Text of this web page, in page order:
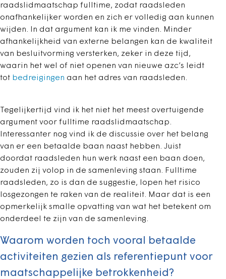
raadslidmaatschap fulltime, zodat raadsleden
onafhankelijker worden en zich er volledig aan kunnen
wijden. In dat argument kan ik me vinden. Minder
afhankelijkheid van externe belangen kan de kwaliteit
van besluitvorming versterken, zeker in deze tijd,
waarin het wel of niet openen van nieuwe azc’s leidt
tot bedreigingen aan het adres van raadsleden.
Tegelijkertijd vind ik het niet het meest overtuigende
argument voor fulltime raadslidmaatschap.
Interessanter nog vind ik de discussie over het belang
van er een betaalde baan naast hebben. Juist
doordat raadsleden hun werk naast een baan doen,
zouden zij volop in de samenleving staan. Fulltime
raadsleden, zo is dan de suggestie, lopen het risico
losgezongen te raken van de realiteit. Maar dat is een
opmerkelijk smalle opvatting van wat het betekent om
onderdeel te zijn van de samenleving.
Waarom worden toch vooral betaalde
activiteiten gezien als referentiepunt voor
maatschappelijke betrokkenheid?